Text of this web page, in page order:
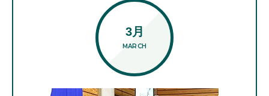
3月
MARCH